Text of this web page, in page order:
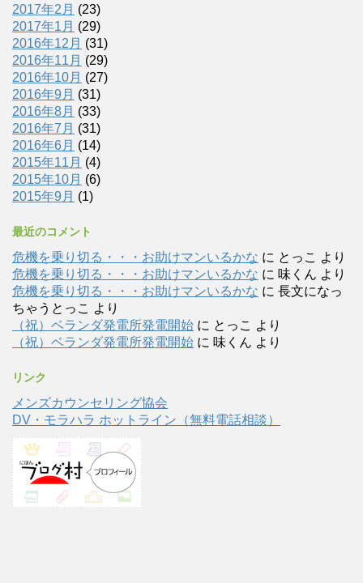
2017年2月 (23)
2017年1月 (29)
2016年12月 (31)
2016年11月 (29)
2016年10月 (27)
2016年9月 (31)
2016年8月 (33)
2016年7月 (31)
2016年6月 (14)
2015年11月 (4)
2015年10月 (6)
2015年9月 (1)
最近のコメント
危機を乗り切る・・・お助けマンいるかな に とっこ より
危機を乗り切る・・・お助けマンいるかな に 味くん より
危機を乗り切る・・・お助けマンいるかな に 長文になっ
ちゃうとっこ より
（祝）ベランダ発電所発電開始 に とっこ より
（祝）ベランダ発電所発電開始 に 味くん より
リンク
メンズカウンセリング協会
DV・モラハラ ホットライン（無料電話相談）